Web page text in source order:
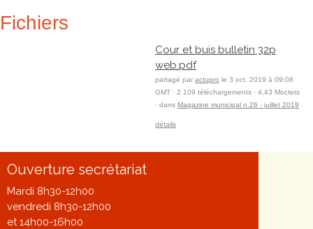
Fichiers
Cour et buis bulletin 32p
web.pdf
partagé par actupro le 3 oct. 2019 à 09:08
GMT · 2 109 téléchargements · 4,43 Moctets
· dans Magazine municipal n.26 - juillet 2019
détails
Ouverture secrétariat
Mardi 8h30-12h00
vendredi 8h30-12h00
et 14h00-16h00